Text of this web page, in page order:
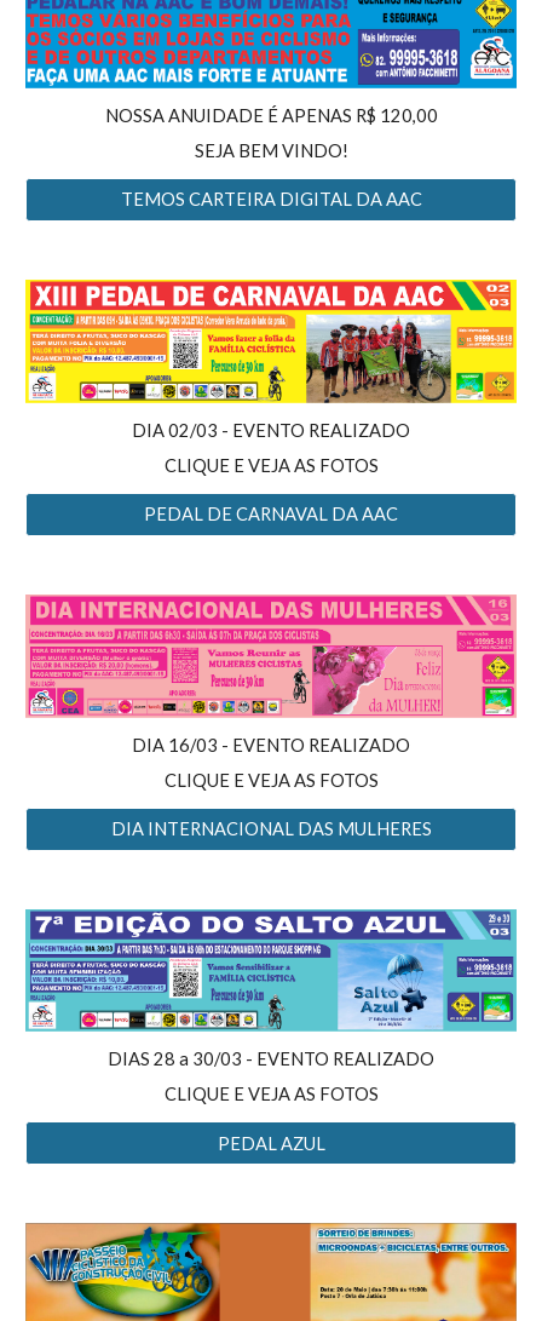
NOSSA ANUIDADE É APENAS R$ 120,00
SEJA BEM VINDO!
TEMOS CARTEIRA DIGITAL DA AAC
DIA 02/03 - EVENTO REALIZADO
CLIQUE E VEJA AS FOTOS
PEDAL DE CARNAVAL DA AAC
DIA 16/03 - EVENTO REALIZADO
CLIQUE E VEJA AS FOTOS
DIA INTERNACIONAL DAS MULHERES
DIAS 28 a 30/03 - EVENTO REALIZADO
CLIQUE E VEJA AS FOTOS
PEDAL AZUL